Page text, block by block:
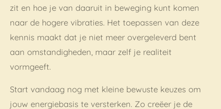
zit en hoe je van daaruit in beweging kunt komen
naar de hogere vibraties. Het toepassen van deze
kennis maakt dat je niet meer overgeleverd bent
aan omstandigheden, maar zelf je realiteit
vormgeeft.
Start vandaag nog met kleine bewuste keuzes om
jouw energiebasis te versterken. Zo creëer je de